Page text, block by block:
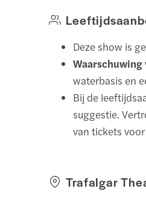
Deze show is
waterbasis en
Bij de
suggestie.
van tickets
Trafalgar